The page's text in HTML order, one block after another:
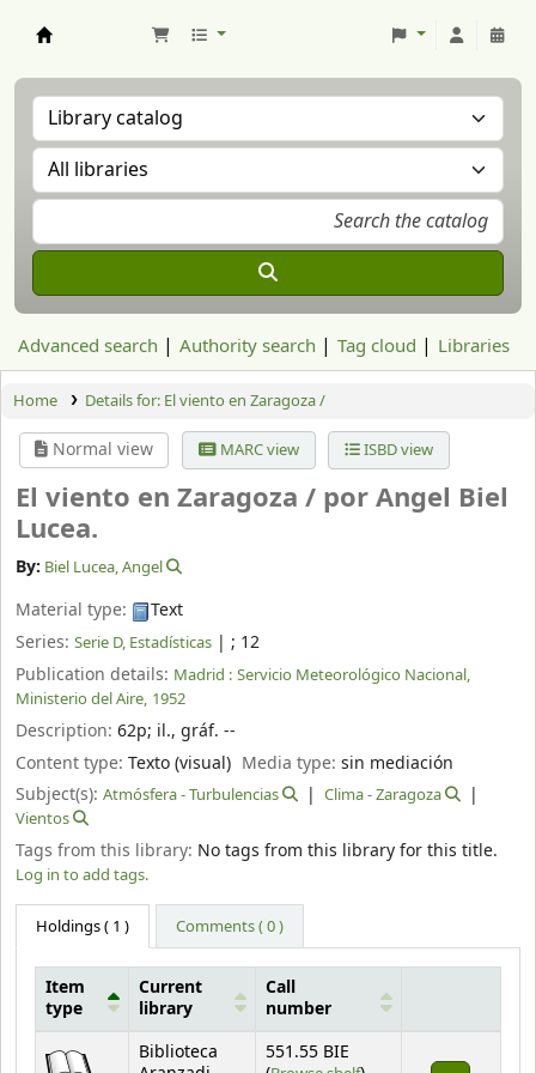
Advanced search Authority search Tag cloud Libraries
Home Details for: El viento en Zaragoza /
Normal view MARC view ISBD view
El viento en Zaragoza / por Angel Biel
Lucea.
By: Biel Lucea, Angel
Material type:
Text
Series: Serie D, Estadísticas | ; 12
Publication details: Madrid : Servicio Meteorológico Nacional,
Ministerio del Aire, 1952
Description: 62p; il., gráf. --
Content type: Texto (visual) Media type:sin mediación
Subject(s): Atmósfera - Turbulencias
Clima - Zaragoza
Vientos
Tags from this library: No tags from this library for this title.
Log in to add tags.
Holdings( 1 ) Comments ( 0 )
Holdings
Item
type
Current
library
Call
number
Biblioteca
551.55 BIE